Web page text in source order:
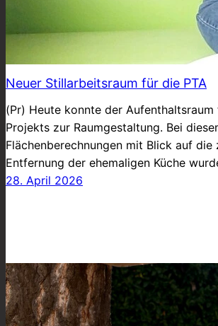
Neuer Stillarbeitsraum für die PTA
(Pr) Heute konnte der
Projekts zur Raumgestaltung. Bei
Flächenberechnungen mit Blick auf
Entfernung der ehemaligen Küche
28. April 2026